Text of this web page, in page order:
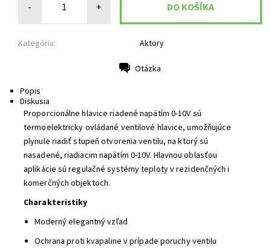
- +
Kategória: Aktory
Otázka
Popis
Diskusia
Proporcionálne hlavice riadené napätím 0-10V sú
termoelektricky ovládané ventilové hlavice, umožňujúce
plynule riadiť stupeň otvorenia ventilu, na ktorý sú
nasadené, riadiacim napätím 0-10V. Hlavnou oblasťou
aplikácie sú regulačné systémy teploty v rezidenčných i
komerčných objektoch.
Charakteristiky
Moderný elegantný vzľad
Ochrana proti kvapaline v prípade poruchy ventilu